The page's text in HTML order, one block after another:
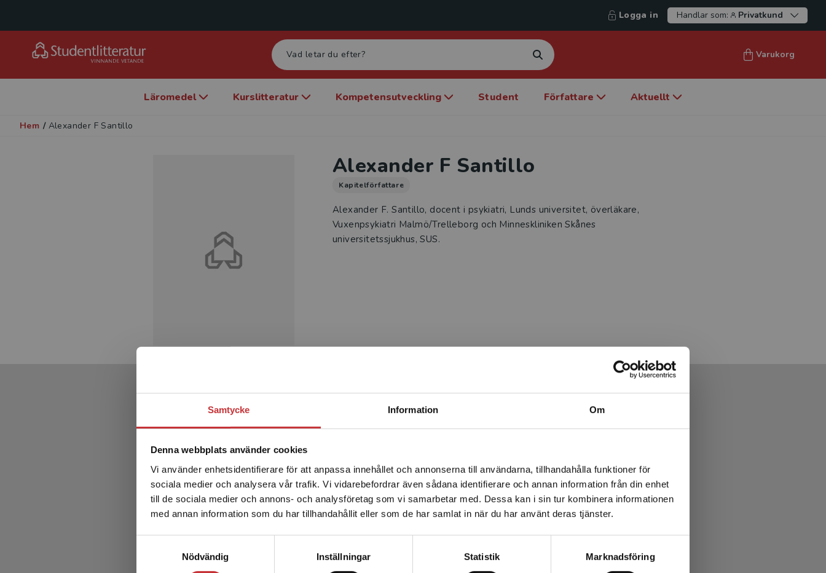
Samtycke Information Om
Denna webbplats använder cookies
Vi använder enhetsidentifierare för att anpassa innehållet och annonserna till användarna, tillhandahålla funktioner för
sociala medier och analysera vår trafik. Vi vidarebefordrar även sådana identifierare och annan information från din enhet
till de sociala medier och annons- och analysföretag som vi samarbetar med. Dessa kan i sin tur kombinera informationen
med annan information som du har tillhandahållit eller som de har samlat in när du har använt deras tjänster.
Nödvändig
Inställningar Statistik Marknadsföring
Begränsad fraktregion
Det verkar som att du besöker studentlitteratur.se via en
enhet utanför Sverige. Vi erbjuder inte leveranser utanför
Sverige. För att kunna slutföra ett köp måste
leveransadressen vara i Sverige.Läs mer
Logga in Handlar som: Privatkund
Varukorg
Läromedel Kurslitteratur Kompetensutveckling Student Författare Aktuellt
Hem / Alexander F Santillo
Alexander F Santillo
Kapitelförfattare
Alexander F. Santillo, docent i psykiatri, Lunds universitet, överläkare,
Vuxenpsykiatri Malmö/Trelleborg och Minneskliniken Skånes
universitetssjukhus, SUS.
Produkter
Psykiatri